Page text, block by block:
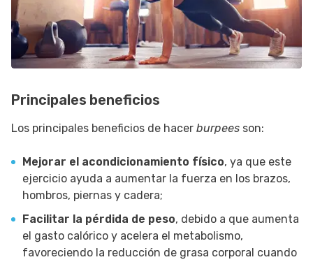
Principales beneficios
Los principales beneficios de hacer burpees son:
Mejorar el acondicionamiento físico, ya que este
ejercicio ayuda a aumentar la fuerza en los brazos,
hombros, piernas y cadera;
Facilitar la pérdida de peso, debido a que aumenta
el gasto calórico y acelera el metabolismo,
favoreciendo la reducción de grasa corporal cuando